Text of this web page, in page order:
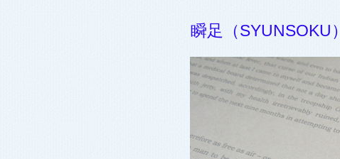
瞬足（SYUNSOKU）